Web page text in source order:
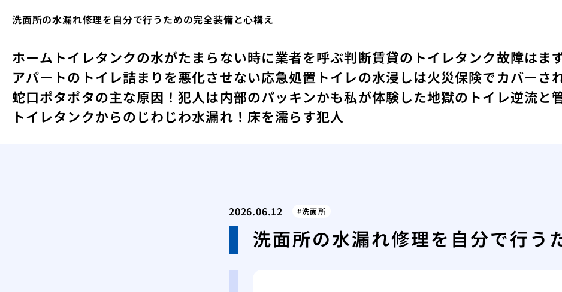
洗面所の水漏れ修理を自分で行うための完全装備と心構え
ホーム トイレタンクの水がたまらない時に業者を呼ぶ判断賃貸のトイレタンク故障はま
アパートのトイレ詰まりを悪化させない応急処置 トイレの水浸しは火災保険でカバーさ
蛇口ポタポタの主な原因！犯人は内部のパッキンかも私が体験した地獄のトイレ逆流と
トイレタンクからのじわじわ水漏れ！床を濡らす犯人
2026.06.12 洗面所
洗面所の水漏れ修理を自分で行う